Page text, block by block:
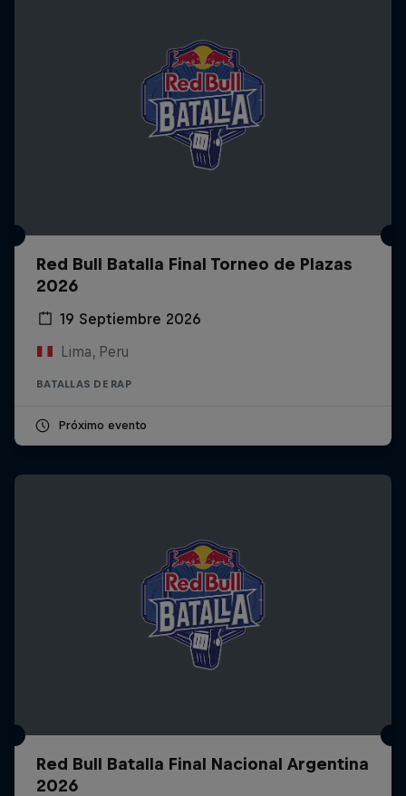
Red Bull Batalla Final Torneo de Plazas
2026
19 Septiembre 2026
Lima, Peru
BATALLAS DE RAP
Próximo evento
Red Bull Batalla Final Nacional Argentina
2026